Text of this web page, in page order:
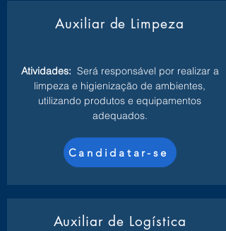
Auxiliar de Limpeza
Atividades: Será responsável por realizar a
limpeza e higienização de ambientes,
utilizando produtos e equipamentos
adequados.
Candidatar-se
Auxiliar de Logística